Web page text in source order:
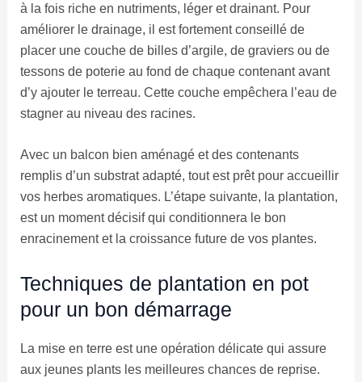
à la fois riche en nutriments, léger et drainant. Pour
améliorer le drainage, il est fortement conseillé de
placer une couche de billes d’argile, de graviers ou de
tessons de poterie au fond de chaque contenant avant
d’y ajouter le terreau. Cette couche empêchera l’eau de
stagner au niveau des racines.
Avec un balcon bien aménagé et des contenants
remplis d’un substrat adapté, tout est prêt pour accueillir
vos herbes aromatiques. L’étape suivante, la plantation,
est un moment décisif qui conditionnera le bon
enracinement et la croissance future de vos plantes.
Techniques de plantation en pot
pour un bon démarrage
La mise en terre est une opération délicate qui assure
aux jeunes plants les meilleures chances de reprise.